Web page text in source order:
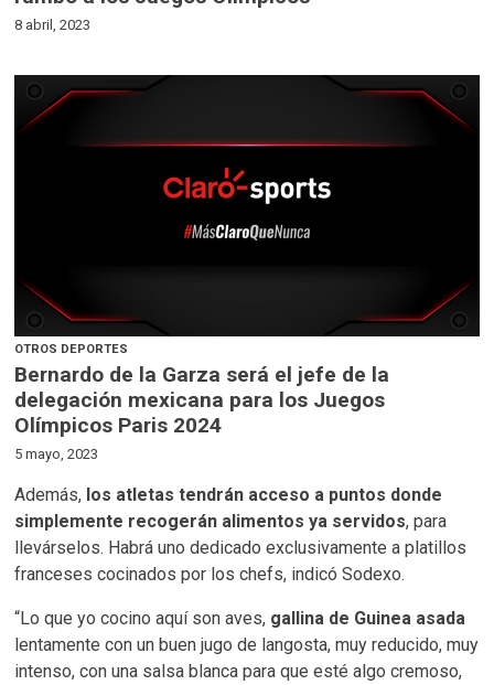
8 abril, 2023
OTROS DEPORTES
Bernardo de la Garza será el jefe de la
delegación mexicana para los Juegos
Olímpicos Paris 2024
5 mayo, 2023
Además, los atletas tendrán acceso a puntos donde
simplemente recogerán alimentos ya servidos, para
llevárselos. Habrá uno dedicado exclusivamente a platillos
franceses cocinados por los chefs, indicó Sodexo.
“Lo que yo cocino aquí son aves, gallina de Guinea asada
lentamente con un buen jugo de langosta, muy reducido, muy
intenso, con una salsa blanca para que esté algo cremoso,